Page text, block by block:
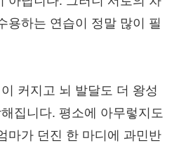
용하는 연습이 정말 많이 필
커지고 뇌 발달도 더 왕성
집니다. 평소에 아무렇지도
마가 던진 한 마디에 과민반